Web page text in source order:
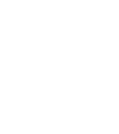
«Estamos ahora en un
paz pero tiene que ser
Ante el mayor
responder», ha
La portavoz de Más
también a la llegada
orgullo el «triunfo» de
por parte de un